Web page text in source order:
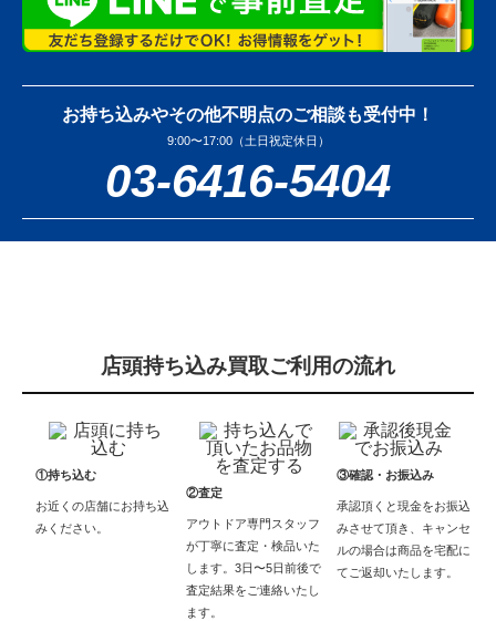
お持ち込みやその他不明点のご相談も受付中！
9:00〜17:00（土日祝定休日）
03-6416-5404
店頭持ち込み買取ご利用の流れ
①持ち込む
お近くの店舗にお持ち込
みください。
②査定
アウトドア専門スタッフ
が丁寧に査定・検品いた
します。3日〜5日前後で
査定結果をご連絡いたし
ます。
③確認・お振込み
承認頂くと現金をお振込
みさせて頂き、キャンセ
ルの場合は商品を宅配に
てご返却いたします。